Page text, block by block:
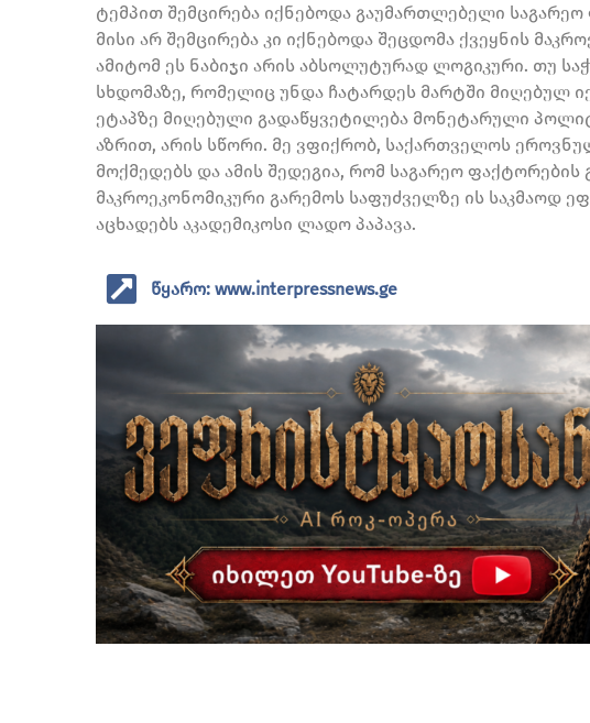
ტემპით შემცირება იქნებოდა გაუმართლებელი
მისი არ შემცირება კი იქნებოდა შეცდომა ქვეყნის
ამიტომ ეს ნაბიჯი არის აბსოლუტურად ლოგიკური. თუ
სხდომაზე, რომელიც უნდა ჩატარდეს მარტში მიღებულ
ეტაპზე მიღებული გადაწყვეტილება მონეტარული
აზრით, არის სწორი. მე ვფიქრობ, საქართველოს
მოქმედებს და ამის შედეგია, რომ საგარეო
მაკროეკონომიკური გარემოს საფუძველზე ის საკმაოდ
აცხადებს აკადემიკოსი ლადო პაპავა.
წყარო: www.interpressnews.ge